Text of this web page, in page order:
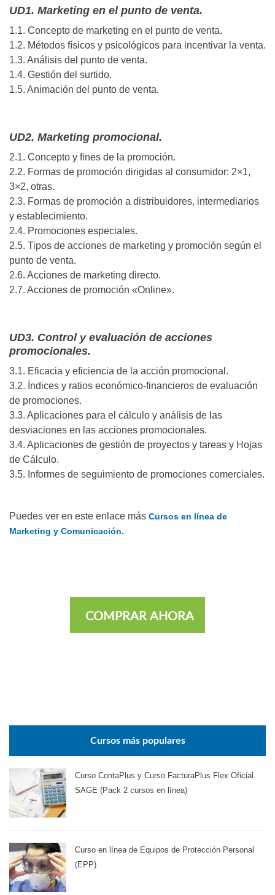
UD1. Marketing en el punto de venta.
1.1. Concepto de marketing en el punto de venta.
1.2. Métodos físicos y psicológicos para incentivar la venta.
1.3. Análisis del punto de venta.
1.4. Gestión del surtido.
1.5. Animación del punto de venta.
UD2. Marketing promocional.
2.1. Concepto y fines de la promoción.
2.2. Formas de promoción dirigidas al consumidor: 2×1,
3×2, otras.
2.3. Formas de promoción a distribuidores, intermediarios
y establecimiento.
2.4. Promociones especiales.
2.5. Tipos de acciones de marketing y promoción según el
punto de venta.
2.6. Acciones de marketing directo.
2.7. Acciones de promoción «Online».
UD3. Control y evaluación de acciones
promocionales.
3.1. Eficacia y eficiencia de la acción promocional.
3.2. Índices y ratios económico-financieros de evaluación
de promociones.
3.3. Aplicaciones para el cálculo y análisis de las
desviaciones en las acciones promocionales.
3.4. Aplicaciones de gestión de proyectos y tareas y Hojas
de Cálculo.
3.5. Informes de seguimiento de promociones comerciales.
Puedes ver en este enlace más Cursos en línea de
Marketing y Comunicación.
COMPRAR AHORA
Cursos más populares
Curso ContaPlus y Curso FacturaPlus Flex Oficial
SAGE (Pack 2 cursos en línea)
Curso en línea de Equipos de Protección Personal
(EPP)